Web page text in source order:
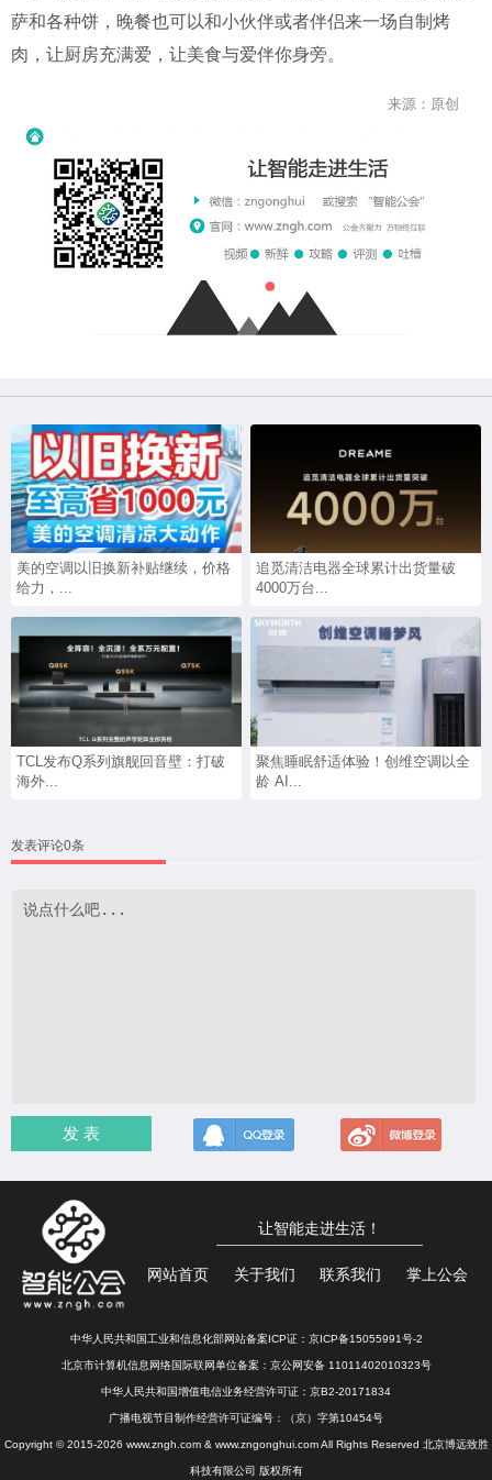
萨和各种饼，晚餐也可以和小伙伴或者伴侣来一场自制烤
肉，让厨房充满爱，让美食与爱伴你身旁。
来源：原创
美的空调以旧换新补贴继续，价格
给力，...
追觅清洁电器全球累计出货量破
4000万台...
TCL发布Q系列旗舰回音壁：打破
海外...
聚焦睡眠舒适体验！创维空调以全
龄 AI...
发表评论0条
发 表
让智能走进生活！
网站首页 关于我们 联系我们 掌上公会
中华人民共和国工业和信息化部网站备案ICP证： 京ICP备15055991号-2
北京市计算机信息网络国际联网单位备案： 京公网安备 11011402010323号
中华人民共和国增值电信业务经营许可证：京B2-20171834
广播电视节目制作经营许可证编号：（京）字第10454号
Copyright © 2015-2026 www.zngh.com & www.zngonghui.com All Rights Reserved 北京博远致胜
科技有限公司 版权所有